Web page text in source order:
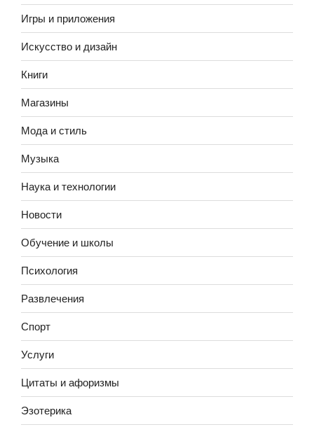
Игры и приложения
Искусство и дизайн
Книги
Магазины
Мода и стиль
Музыка
Наука и технологии
Новости
Обучение и школы
Психология
Развлечения
Спорт
Услуги
Цитаты и афоризмы
Эзотерика